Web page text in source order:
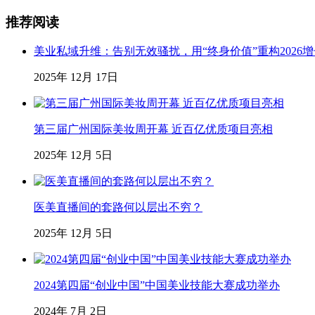
推荐阅读
美业私域升维：告别无效骚扰，用“终身价值”重构2026增
2025年 12月 17日
第三届广州国际美妆周开幕 近百亿优质项目亮相
2025年 12月 5日
医美直播间的套路何以层出不穷？
2025年 12月 5日
2024第四届“创业中国”中国美业技能大赛成功举办
2024年 7月 2日